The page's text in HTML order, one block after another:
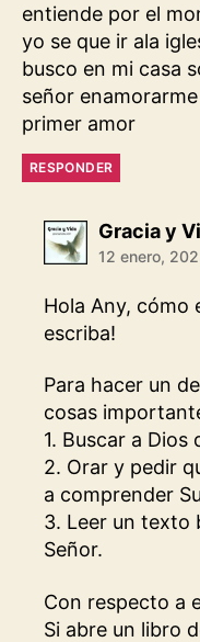
entiende por el
yo se que ir ala
busco en mi casa
señor
primer amor
RESPONDER
Gracia y
12 enero,
Hola Any, cómo
escriba!
Para hacer un
cosas
1. Buscar a
2. Orar y pedir
a comprender
3. Leer un texto
Señor.
Con respecto a
Si abre un libro